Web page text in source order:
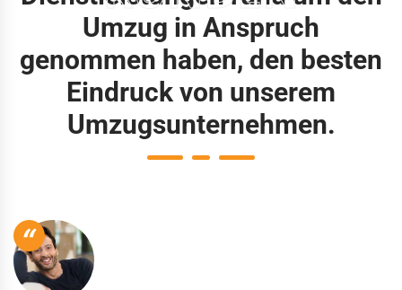
Umzug in Anspruch
genommen haben, den besten
Eindruck von unserem
Umzugsunternehmen.
“